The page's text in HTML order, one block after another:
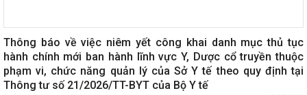
Thông báo về việc niêm yết công khai danh mục thủ tục
hành chính mới ban hành lĩnh vực Y, Dược cổ truyền thuộc
phạm vi, chức năng quản lý của Sở Y tế theo quy định tại
Thông tư số 21/2026/TT-BYT của Bộ Y tế